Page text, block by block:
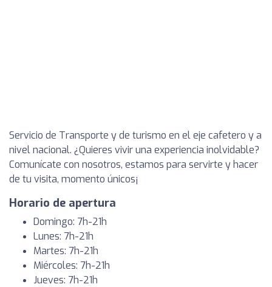
Servicio de Transporte y de turismo en el eje cafetero y a
nivel nacional. ¿Quieres vivir una experiencia inolvidable?
Comunícate con nosotros, estamos para servirte y hacer
de tu visita, momento únicos¡
Horario de apertura
Domingo: 7h-21h
Lunes: 7h-21h
Martes: 7h-21h
Miércoles: 7h-21h
Jueves: 7h-21h